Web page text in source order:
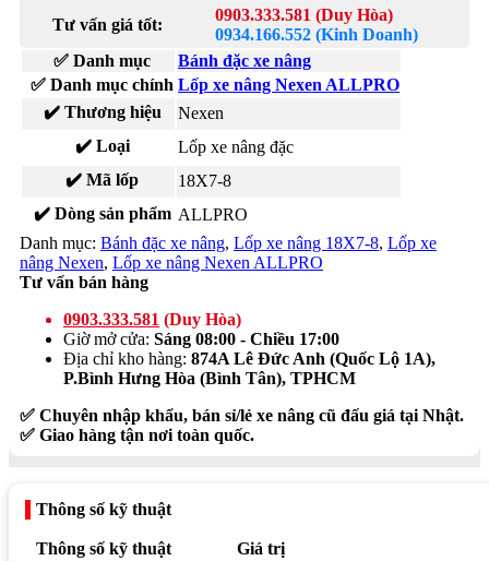
Liên hệ
Tìm kiếm:
Tư vấn giá tốt:
0903.333.581 (Duy Hòa)
0934.166.552 (Kinh Doanh)
✅ Danh mục
Bánh đặc xe nâng
✅ Danh mục chính Lốp xe nâng Nexen ALLPRO
✔️ Thương hiệu
Nexen
✔️ Loại
Lốp xe nâng đặc
✔️ Mã lốp
18X7-8
✔️ Dòng sản phẩm ALLPRO
Danh mục: Bánh đặc xe nâng, Lốp xe nâng 18X7-8, Lốp xe
nâng Nexen, Lốp xe nâng Nexen ALLPRO
Tư vấn bán hàng
0903.333.581 (Duy Hòa)
Giờ mở cửa: Sáng 08:00 - Chiều 17:00
Địa chỉ kho hàng: 874A Lê Đức Anh (Quốc Lộ 1A),
P.Bình Hưng Hòa (Bình Tân), TPHCM
✅ Chuyên nhập khẩu, bán sỉ/lẻ xe nâng cũ đấu giá tại Nhật.
✅ Giao hàng tận nơi toàn quốc.
Thông số kỹ thuật
Thông số kỹ thuật
Giá trị